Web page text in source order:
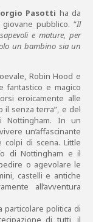
Pasotti ha da
pubblico. “Il
e mature, per
un bambino sia un
Robin Hood e
fantastico e magico
eroicamente alle
il senza terra”, e del
Nottingham. In un
un’affascinante
colpi di scena. Little
di Nottingham e il
o agevolare le
castelli e antiche
all’avventura
particolare politica di
di tutti, il